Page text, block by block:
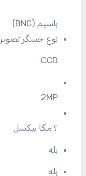
باسیم (BNC)
نوع حسگر تصویر
CCD
2MP
۲ مگا پیکسل
بله
بله